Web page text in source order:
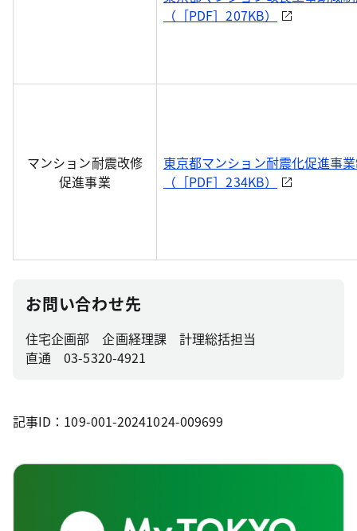
（［PDF］207KB）
マンション耐震改修
促進事業
東京都マンション耐震化促進事
（［PDF］234KB）
お問い合わせ先
住宅企画部 企画経理課 計理総括担当
直通 03-5320-4921
記事ID：109-001-20241024-009699